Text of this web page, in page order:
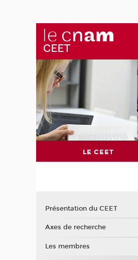
LE CEET
Présentation du CEET
Axes de recherche
Les membres